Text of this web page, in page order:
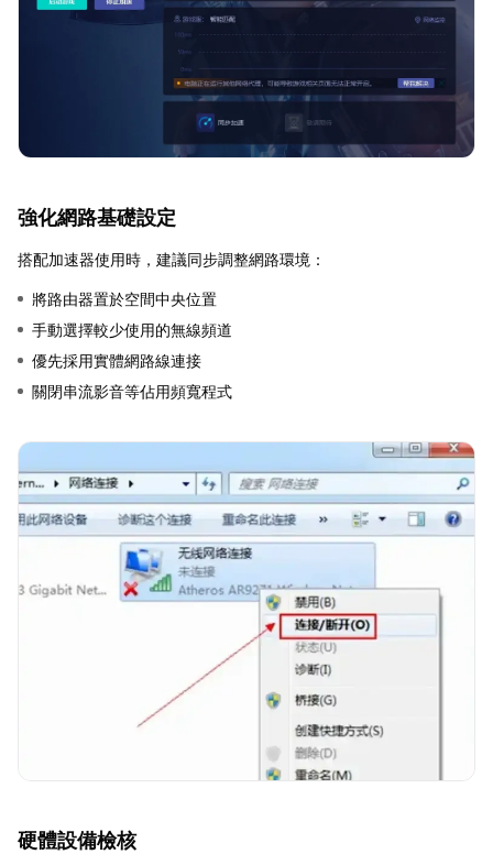
強化網路基礎設定
搭配加速器使用時，建議同步調整網路環境：
將路由器置於空間中央位置
手動選擇較少使用的無線頻道
優先採用實體網路線連接
關閉串流影音等佔用頻寬程式
硬體設備檢核